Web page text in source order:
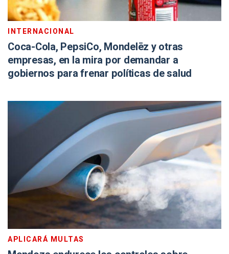
INTERNACIONAL
Coca-Cola, PepsiCo, Mondelēz y otras
empresas, en la mira por demandar a
gobiernos para frenar políticas de salud
APLICARÁ MULTAS